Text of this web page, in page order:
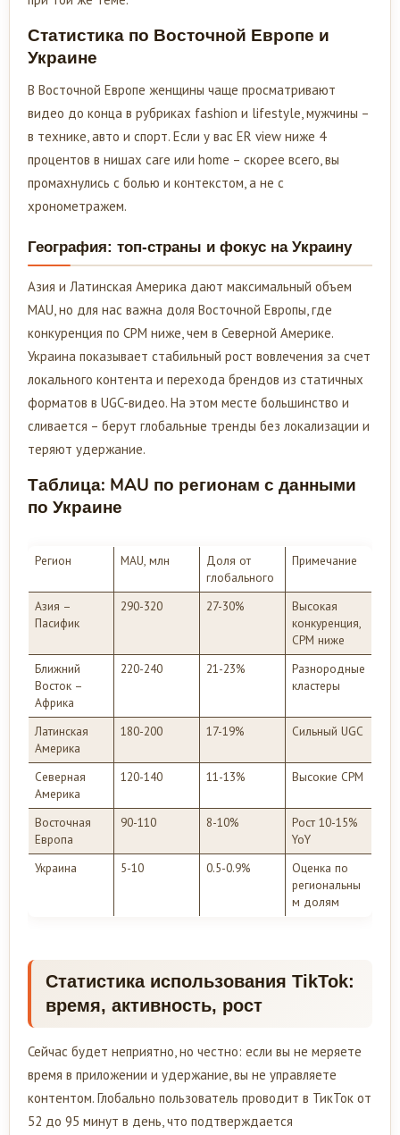
Статистика по Восточной Европе и
Украине
В Восточной Европе женщины чаще просматривают
видео до конца в рубриках fashion и lifestyle, мужчины –
в технике, авто и спорт. Если у вас ER view ниже 4
процентов в нишах care или home – скорее всего, вы
промахнулись с болью и контекстом, а не с
хронометражем.
География: топ-страны и фокус на Украину
Азия и Латинская Америка дают максимальный объем
MAU, но для нас важна доля Восточной Европы, где
конкуренция по CPM ниже, чем в Северной Америке.
Украина показывает стабильный рост вовлечения за счет
локального контента и перехода брендов из статичных
форматов в UGC-видео. На этом месте большинство и
сливается – берут глобальные тренды без локализации и
теряют удержание.
Таблица: MAU по регионам с данными
по Украине
Регион MAU, млн
Доля от
глобального
Примечание
Азия –
Пасифик
290-320 27-30%
Высокая
конкуренция,
CPM ниже
Ближний
Восток –
Африка
220-240 21-23%
Разнородные
кластеры
Латинская
Америка
180-200 17-19% Сильный UGC
Северная
Америка
120-140 11-13% Высокие CPM
Восточная
Европа
90-110 8-10%
Рост 10-15%
YoY
Украина
5-10 0.5-0.9%
Оценка по
региональны
м долям
Статистика использования TikTok:
время, активность, рост
Сейчас будет неприятно, но честно: если вы не меряете
время в приложении и удержание, вы не управляете
контентом. Глобально пользователь проводит в ТикТок от
52 до 95 минут в день, что подтверждается